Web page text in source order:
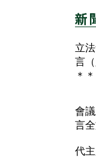
立
言（
＊
以
會
言全
代主